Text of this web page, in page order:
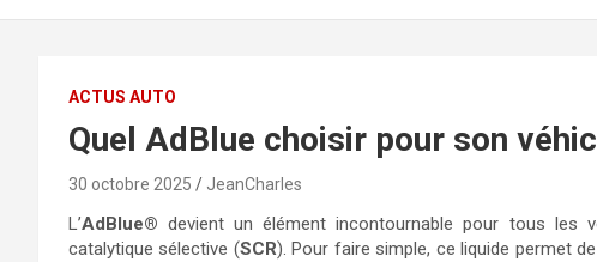
ACTUS AUTO
Quel AdBlue choisir pour son
30 octobre 2025 JeanCharles
L’AdBlue® devient un élément incontournable pour tous les
catalytique sélective (SCR). Pour faire simple, ce liquide permet